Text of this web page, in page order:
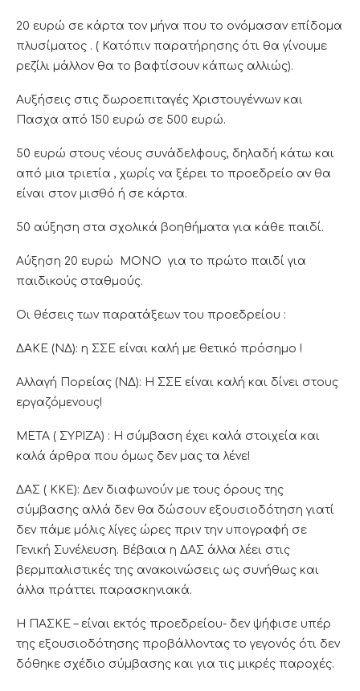
20 ευρώ σε κάρτα τον μήνα που το ονόμασαν επίδομα
πλυσίματος . ( Κατόπιν παρατήρησης ότι θα γίνουμε
ρεζίλι μάλλον θα το βαφτίσουν κάπως αλλιώς).
Αυξήσεις στις δωροεπιταγές Χριστουγέννων και
Πασχα από 150 ευρώ σε 500 ευρώ.
50 ευρώ στους νέους συνάδελφους, δηλαδή κάτω και
από μια τριετία , χωρίς να ξέρει το προεδρείο αν θα
είναι στον μισθό ή σε κάρτα.
50 αύξηση στα σχολικά βοηθήματα για κάθε παιδί.
Αύξηση 20 ευρώ ΜΟΝΟ για το πρώτο παιδί για
παιδικούς σταθμούς.
Οι θέσεις των παρατάξεων του προεδρείου :
ΔΑΚΕ (ΝΔ): η ΣΣΕ είναι καλή με θετικό πρόσημο !
Αλλαγή Πορείας (ΝΔ): Η ΣΣΕ είναι καλή και δίνει στους
εργαζόμενους!
ΜΕΤΑ ( ΣΥΡΙΖΑ) : Η σύμβαση έχει καλά στοιχεία και
καλά άρθρα που όμως δεν μας τα λένε!
ΔΑΣ ( ΚΚΕ): Δεν διαφωνούν με τους όρους της
σύμβασης αλλά δεν θα δώσουν εξουσιοδότηση γιατί
δεν πάμε μόλις λίγες ώρες πριν την υπογραφή σε
Γενική Συνέλευση. Βέβαια η ΔΑΣ άλλα λέει στις
βερμπαλιστικές της ανακοινώσεις ως συνήθως και
άλλα πράττει παρασκηνιακά.
Η ΠΑΣΚΕ – είναι εκτός προεδρείου- δεν ψήφισε υπέρ
της εξουσιοδότησης προβάλλοντας το γεγονός ότι δεν
δόθηκε σχέδιο σύμβασης και για τις μικρές παροχές.